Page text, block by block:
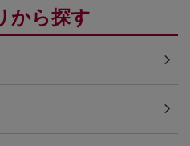
から探す